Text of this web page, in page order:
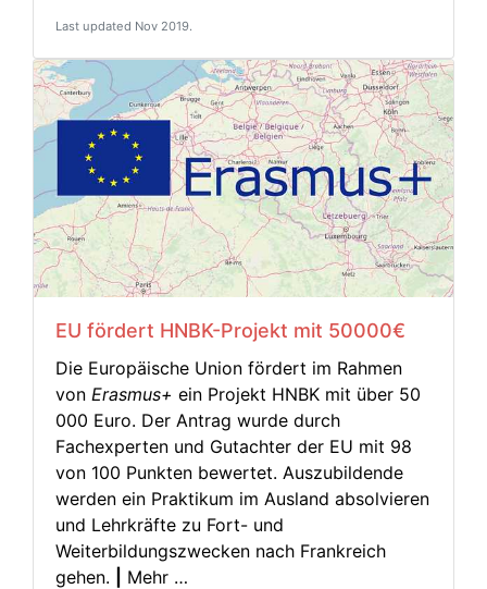
Last updated Nov 2019.
EU fördert HNBK-Projekt mit 50000€
Die Europäische Union fördert im Rahmen
von Erasmus+ ein Projekt HNBK mit über 50
000 Euro. Der Antrag wurde durch
Fachexperten und Gutachter der EU mit 98
von 100 Punkten bewertet. Auszubildende
werden ein Praktikum im Ausland absolvieren
und Lehrkräfte zu Fort- und
Weiterbildungszwecken nach Frankreich
gehen.
Mehr …